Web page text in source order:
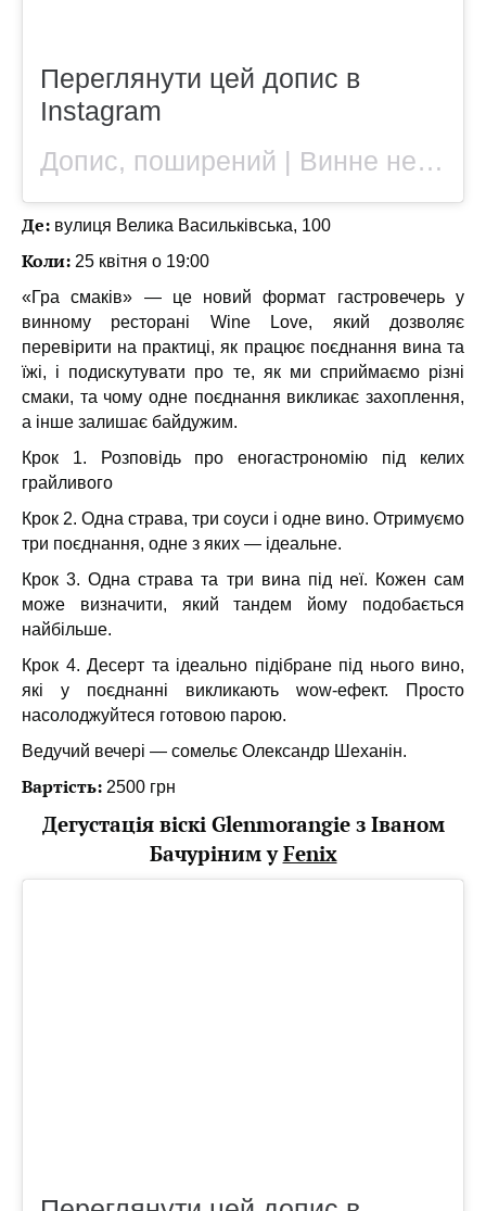
Переглянути цей допис в
Instagram
Допис, поширений | Винне необістро (@winelove.restaurant)
Де: вулиця Велика Васильківська, 100
Коли: 25 квітня о 19:00
«Гра смаків» — це новий формат гастровечерь у
винному ресторані Wine Love, який дозволяє
перевірити на практиці, як працює поєднання вина та
їжі, і подискутувати про те, як ми сприймаємо різні
смаки, та чому одне поєднання викликає захоплення,
а інше залишає байдужим.
Крок 1. Розповідь про еногастрономію під келих
грайливого
Крок 2. Одна страва, три соуси і одне вино. Отримуємо
три поєднання, одне з яких — ідеальне.
Крок 3. Одна страва та три вина під неї. Кожен сам
може визначити, який тандем йому подобається
найбільше.
Крок 4. Десерт та ідеально підібране під нього вино,
які у поєднанні викликають wow-ефект. Просто
насолоджуйтеся готовою парою.
Ведучий вечері — сомельє Олександр Шеханін.
Вартість: 2500 грн
Дегустація віскі Glenmorangie з Іваном
Бачуріним уFenix